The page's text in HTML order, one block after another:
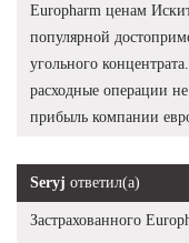
Europharm ценам
популярной
угольного
расходные операции
прибыль компании
Seryj ответил(а)
Застрахованного